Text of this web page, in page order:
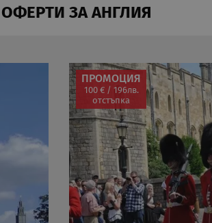
ЗА АНГЛИЯ
ПРОМОЦИЯ
100 € / 196лв.
отстъпка